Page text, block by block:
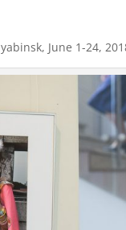
June 1-24,